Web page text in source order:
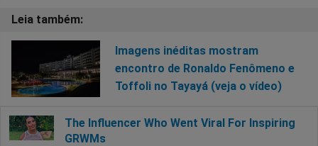
Imagens inéditas mostram
encontro de Ronaldo Fenômeno e
Toffoli no Tayayá (veja o vídeo)